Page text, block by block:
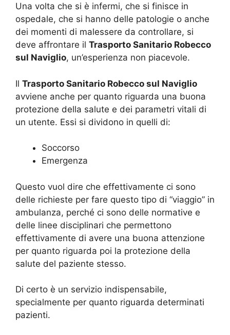
Una volta che si è infermi, che si finisce in
ospedale, che si hanno delle patologie o anche
dei momenti di malessere da controllare, si
deve affrontare il Trasporto Sanitario Robecco
sul Naviglio, un’esperienza non piacevole.
Il Trasporto Sanitario Robecco sul Naviglio
avviene anche per quanto riguarda una buona
protezione della salute e dei parametri vitali di
un utente. Essi si dividono in quelli di:
Soccorso
Emergenza
Questo vuol dire che effettivamente ci sono
delle richieste per fare questo tipo di “viaggio” in
ambulanza, perché ci sono delle normative e
delle linee disciplinari che permettono
effettivamente di avere una buona attenzione
per quanto riguarda poi la protezione della
salute del paziente stesso.
Di certo è un servizio indispensabile,
specialmente per quanto riguarda determinati
pazienti.